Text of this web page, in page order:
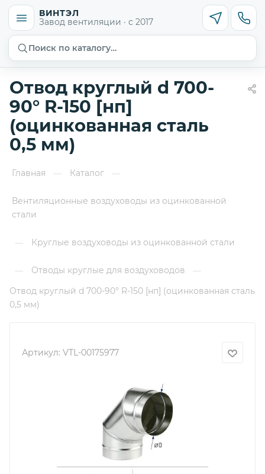
ВИНТЭЛ
Завод вентиляции · с 2017
Поиск по каталогу…
Отвод круглый d 700-
90° R-150 [нп]
(оцинкованная сталь
0,5 мм)
Главная — Каталог —
Вентиляционные воздуховоды из оцинкованной
стали
— Круглые воздуховоды из оцинкованной стали
— Отводы круглые для воздуховодов
—
Отвод круглый d 700-90° R-150 [нп] (оцинкованная сталь
0,5 мм)
Артикул: VTL-00175977